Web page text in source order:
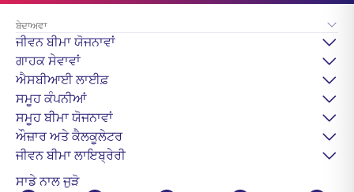
ਬੇਦਾਅਵਾ
ਜੀਵਨ ਬੀਮਾ ਯੋਜਨਾਵਾਂ
ਗਾਹਕ ਸੇਵਾਵਾਂ
ਐਸਬੀਆਈ ਲਾਈਫ਼
ਸਮੂਹ ਕੰਪਨੀਆਂ
ਸਮੂਹ ਬੀਮਾ ਯੋਜਨਾਵਾਂ
ਔਜ਼ਾਰ ਅਤੇ ਕੈਲਕੂਲੇਟਰ
ਜੀਵਨ ਬੀਮਾ ਲਾਇਬ੍ਰੇਰੀ
ਸਾਡੇ ਨਾਲ ਜੁੜੋ